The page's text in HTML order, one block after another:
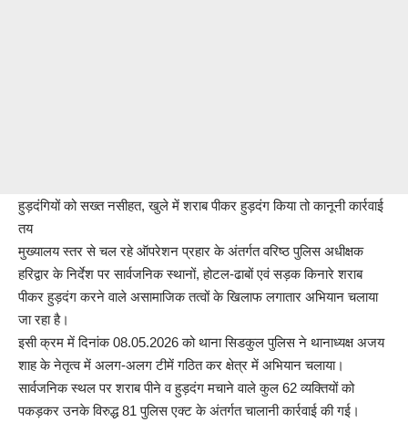
हुड़दंगियों को सख्त नसीहत, खुले में शराब पीकर हुड़दंग किया तो कानूनी कार्रवाई
तय
मुख्यालय स्तर से चल रहे ऑपरेशन प्रहार के अंतर्गत वरिष्ठ पुलिस अधीक्षक
हरिद्वार के निर्देश पर सार्वजनिक स्थानों, होटल-ढाबों एवं सड़क किनारे शराब
पीकर हुड़दंग करने वाले असामाजिक तत्वों के खिलाफ लगातार अभियान चलाया
जा रहा है।
इसी क्रम में दिनांक 08.05.2026 को थाना सिडकुल पुलिस ने थानाध्यक्ष अजय
शाह के नेतृत्व में अलग-अलग टीमें गठित कर क्षेत्र में अभियान चलाया।
सार्वजनिक स्थल पर शराब पीने व हुड़दंग मचाने वाले कुल 62 व्यक्तियों को
पकड़कर उनके विरुद्ध 81 पुलिस एक्ट के अंतर्गत चालानी कार्रवाई की गई।